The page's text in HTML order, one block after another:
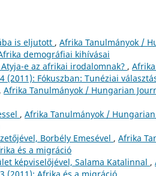
is eljutott , Afrika Tanulmányok /
demográfiai kihívásai
e az afrikai irodalomnak? ,
Fókuszban: Tunéziai
, Afrika Tanulmányok / Hungarian
, Afrika Tanulmányok /
Borbély Emesével , Afrika
és a migráció
képviselőjével, Salama Katalinnal ,
(2011): Afrika és a migráció